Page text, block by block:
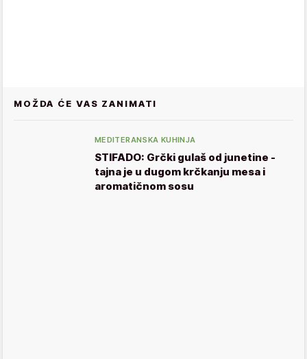
MOŽDA ĆE VAS ZANIMATI
MEDITERANSKA KUHINJA
STIFADO: Grčki gulaš od junetine -
tajna je u dugom krčkanju mesa i
aromatičnom sosu